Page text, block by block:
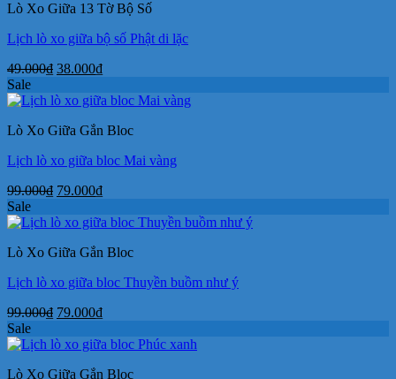
Lò Xo Giữa 13 Tờ Bộ Số
Lịch lò xo giữa bộ số Phật di lặc
49.000₫ Giá
là:
38.000₫Giá
tại
38.000₫.
Sale
Lò Xo Giữa Gắn Bloc
Lịch lò xo giữa bloc Mai vàng
99.000₫ Giá
là:
79.000₫Giá
tại
79.000₫.
Sale
Lò Xo Giữa Gắn Bloc
Lịch lò xo giữa bloc Thuyền buồm như ý
99.000₫ Giá
là:
79.000₫Giá
tại
79.000₫.
Sale
Lò Xo Giữa Gắn Bloc